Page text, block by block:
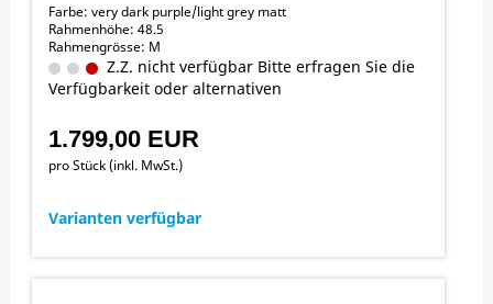
Farbe: very dark purple/light grey matt
Rahmenhöhe: 48.5
Rahmengrösse: M
Z.Z. nicht verfügbar Bitte erfragen Sie die
Verfügbarkeit oder alternativen
1.799,00 EUR
pro Stück (inkl. MwSt.)
Varianten verfügbar